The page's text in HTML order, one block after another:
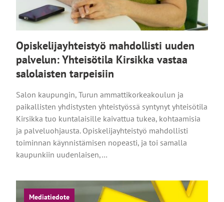
Opiskelijayhteistyö mahdollisti uuden
palvelun: Yhteisötila Kirsikka vastaa
salolaisten tarpeisiin
Salon kaupungin, Turun ammattikorkeakoulun ja
paikallisten yhdistysten yhteistyössä syntynyt yhteisötila
Kirsikka tuo kuntalaisille kaivattua tukea, kohtaamisia
ja palveluohjausta. Opiskelijayhteistyö mahdollisti
toiminnan käynnistämisen nopeasti, ja toi samalla
kaupunkiin uudenlaisen,…
Mediatiedote